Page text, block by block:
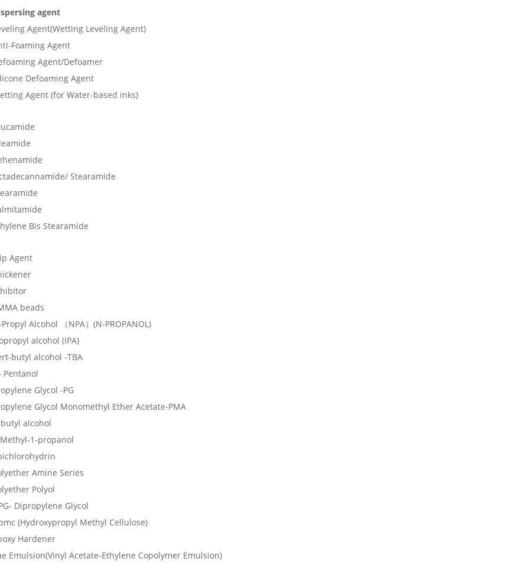
agent
Agent(Wetting Leveling Agent)
Foaming Agent
Agent/Defoamer
Defoaming Agent
Agent (for Water-based inks)
Stearamide
Bis Stearamide
Agent
beads
Alcohol （NPA）(N-PROPANOL)
alcohol (IPA)
butyl alcohol -TBA
Pentanol
Glycol -PG
Glycol Monomethyl Ether Acetate-PMA
alcohol
1-propanol
Amine Series
Polyol
Dipropylene Glycol
(Hydroxypropyl Methyl Cellulose)
Hardener
Emulsion(Vinyl Acetate-Ethylene Copolymer Emulsion)